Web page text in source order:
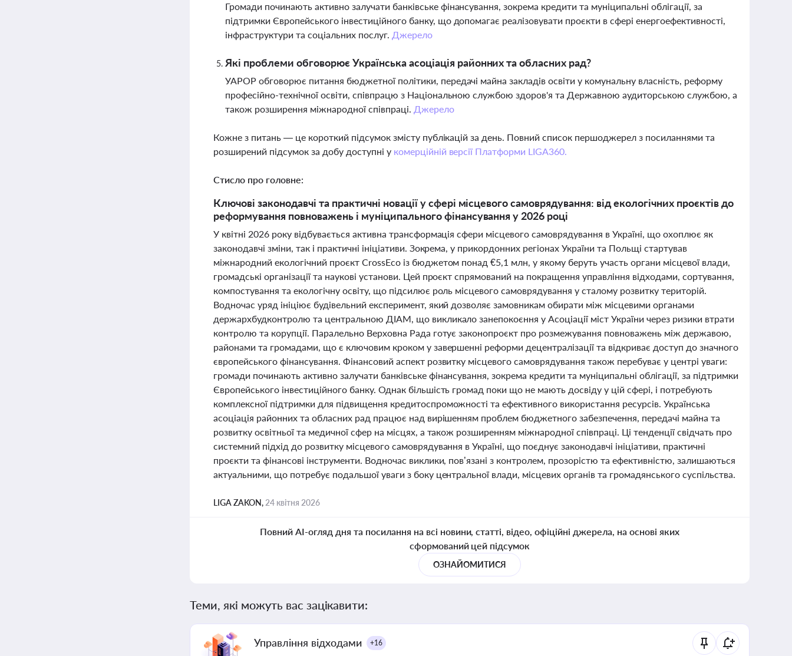
Громади починають активно залучати банківське фінансування, зокрема кредити та муніципальні облігації, за
підтримки Європейського інвестиційного банку, що допомагає реалізовувати проєкти в сфері енергоефективності,
інфраструктури та соціальних послуг. Джерело
Які проблеми обговорює Українська асоціація районних та обласних рад?
УАРОР обговорює питання бюджетної політики, передачі майна закладів освіти у комунальну власність, реформу
професійно-технічної освіти, співпрацю з Національною службою здоров'я та Державною аудиторською службою, а
також розширення міжнародної співпраці. Джерело
Кожне з питань — це короткий підсумок змісту публікацій за день. Повний список першоджерел з посиланнями та
розширений підсумок за добу доступні у комерційній версії Платформи LIGA360.
Стисло про головне:
Ключові законодавчі та практичні новації у сфері місцевого самоврядування: від екологічних проєктів до
реформування повноважень і муніципального фінансування у 2026 році
У квітні 2026 року відбувається активна трансформація сфери місцевого самоврядування в Україні, що охоплює як
законодавчі зміни, так і практичні ініціативи. Зокрема, у прикордонних регіонах України та Польщі стартував
міжнародний екологічний проєкт CrossEco із бюджетом понад €5,1 млн, у якому беруть участь органи місцевої влади,
громадські організації та наукові установи. Цей проєкт спрямований на покращення управління відходами, сортування,
компостування та екологічну освіту, що підсилює роль місцевого самоврядування у сталому розвитку територій.
Водночас уряд ініціює будівельний експеримент, який дозволяє замовникам обирати між місцевими органами
держархбудконтролю та центральною ДІАМ, що викликало занепокоєння у Асоціації міст України через ризики втрати
контролю та корупції. Паралельно Верховна Рада готує законопроєкт про розмежування повноважень між державою,
районами та громадами, що є ключовим кроком у завершенні реформи децентралізації та відкриває доступ до значного
європейського фінансування. Фінансовий аспект розвитку місцевого самоврядування також перебуває у центрі уваги:
громади починають активно залучати банківське фінансування, зокрема кредити та муніципальні облігації, за підтримки
Європейського інвестиційного банку. Однак більшість громад поки що не мають досвіду у цій сфері, і потребують
комплексної підтримки для підвищення кредитоспроможності та ефективного використання ресурсів. Українська
асоціація районних та обласних рад працює над вирішенням проблем бюджетного забезпечення, передачі майна та
розвитку освітньої та медичної сфер на місцях, а також розширенням міжнародної співпраці. Ці тенденції свідчать про
системний підхід до розвитку місцевого самоврядування в Україні, що поєднує законодавчі ініціативи, практичні
проєкти та фінансові інструменти. Водночас виклики, пов’язані з контролем, прозорістю та ефективністю, залишаються
актуальними, що потребує подальшої уваги з боку центральної влади, місцевих органів та громадянського суспільства.
LIGA ZAKON, 24 квітня 2026
Повний AI-огляд дня та посилання на всі новини, статті, відео, офіційні джерела, на основі яких
сформований цей підсумок
ОЗНАЙОМИТИСЯ
Теми, які можуть вас зацікавити:
Управління відходами +16